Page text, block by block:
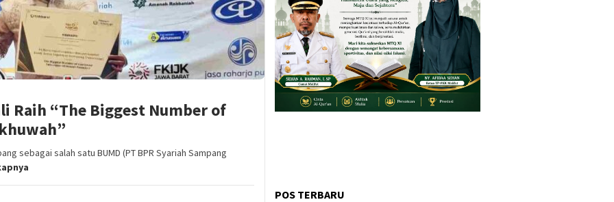
Raih “The Biggest Number of
sebagai salah satu BUMD (PT BPR Syariah Sampang
POS TERBARU